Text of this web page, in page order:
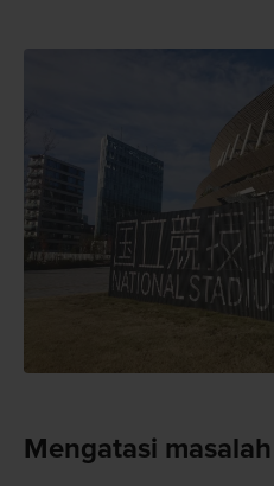
Mengatasi masalah